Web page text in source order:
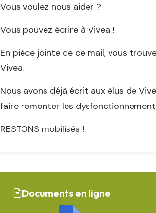
Vous voulez nous aider ?
Vous pouvez écrire à Vivea !
En pièce jointe de ce mail, vous
Vivea.
Nous avons déjà écrit aux élus de
faire remonter les
RESTONS mobilisés !
Documents en ligne